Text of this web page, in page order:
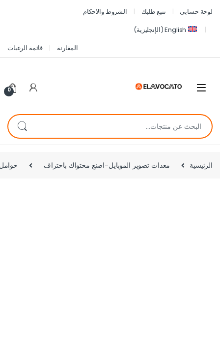
لوحة حسابي تتبع طلبك
الشروط والاحكام
English
(الإنجليزية)
المقارنة
قائمة الرغبات
0
الرئيسية معدات تصوير الموبايل-اصنع محتواك باحتراف حوامل